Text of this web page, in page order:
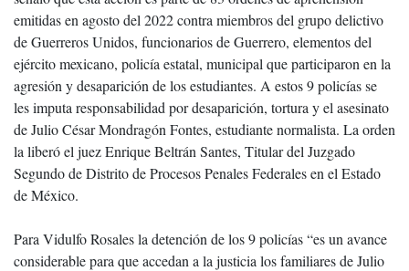
emitidas en agosto del 2022 contra miembros del grupo delictivo
de Guerreros Unidos, funcionarios de Guerrero, elementos del
ejército mexicano, policía estatal, municipal que participaron en la
agresión y desaparición de los estudiantes. A estos 9 policías se
les imputa responsabilidad por desaparición, tortura y el asesinato
de Julio César Mondragón Fontes, estudiante normalista. La orden
la liberó el juez Enrique Beltrán Santes, Titular del Juzgado
Segundo de Distrito de Procesos Penales Federales en el Estado
de México.
Para Vidulfo Rosales la detención de los 9 policías “es un avance
considerable para que accedan a la justicia los familiares de Julio